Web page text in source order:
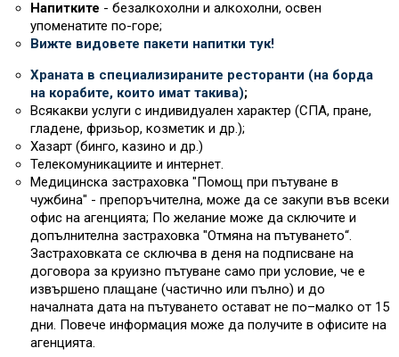
Напитките - безалкохолни и алкохолни, освен
упоменатите по-горе;
Вижте видовете пакети напитки тук!
Храната в специализираните ресторанти (на борда
на корабите, които имат такива);
Всякакви услуги с индивидуален характер (СПА, пране,
гладене, фризьор, козметик и др.);
Хазарт (бинго, казино и др.)
Телекомуникациите и интернет.
Медицинска застраховка "Помощ при пътуване в
чужбина" - препоръчителна, може да се закупи във всеки
офис на агенцията; По желание може да сключите и
допълнителна застраховка "Отмяна на пътуването“.
Застраховката се сключва в деня на подписване на
договора за круизно пътуване само при условие, че е
извършено плащане (частично или пълно) и до
началната дата на пътуването остават не по–малко от 15
дни. Повече информация може да получите в офисите на
агенцията.